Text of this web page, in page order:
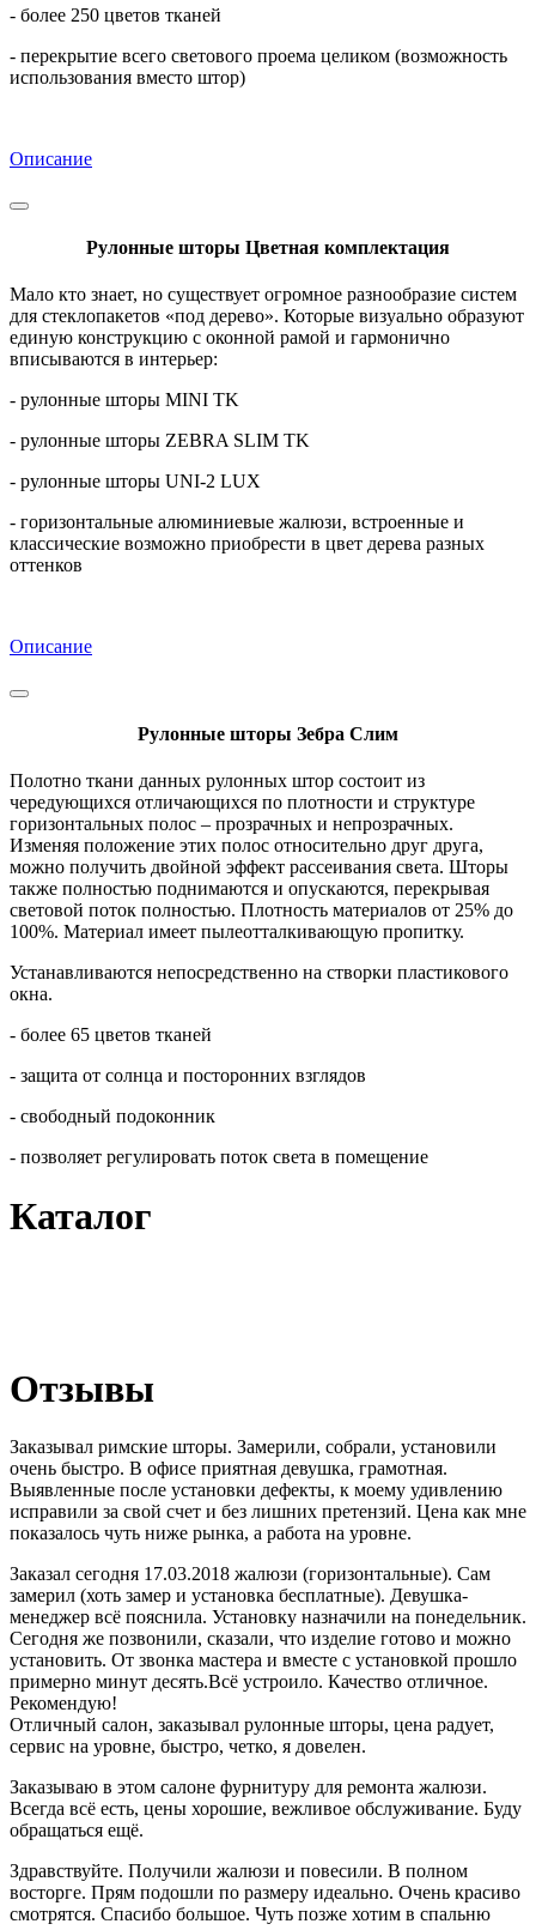
- более 250 цветов тканей
- перекрытие всего светового проема целиком (возможность
использования вместо штор)
Описание
Рулонные шторы Цветная комплектация
Мало кто знает, но существует огромное разнообразие систем
для стеклопакетов «под дерево». Которые визуально образуют
единую конструкцию с оконной рамой и гармонично
вписываются в интерьер:
- рулонные шторы MINI TK
- рулонные шторы ZEBRA SLIM TK
- рулонные шторы UNI-2 LUX
- горизонтальные алюминиевые жалюзи, встроенные и
классические возможно приобрести в цвет дерева разных
оттенков
Описание
Рулонные шторы Зебра Слим
Полотно ткани данных рулонных штор состоит из
чередующихся отличающихся по плотности и структуре
горизонтальных полос – прозрачных и непрозрачных.
Изменяя положение этих полос относительно друг друга,
можно получить двойной эффект рассеивания света. Шторы
также полностью поднимаются и опускаются, перекрывая
световой поток полностью. Плотность материалов от 25% до
100%. Материал имеет пылеотталкивающую пропитку.
Устанавливаются непосредственно на створки пластикового
окна.
- более 65 цветов тканей
- защита от солнца и посторонних взглядов
- свободный подоконник
- позволяет регулировать поток света в помещение
Каталог
Отзывы
Заказывал римские шторы. Замерили, собрали, установили
очень быстро. В офисе приятная девушка, грамотная.
Выявленные после установки дефекты, к моему удивлению
исправили за свой счет и без лишних претензий. Цена как мне
показалось чуть ниже рынка, а работа на уровне.
Заказал сегодня 17.03.2018 жалюзи (горизонтальные). Сам
замерил (хоть замер и установка бесплатные). Девушка-
менеджер всё пояснила. Установку назначили на понедельник.
Сегодня же позвонили, сказали, что изделие готово и можно
установить. От звонка мастера и вместе с установкой прошло
примерно минут десять.Всё устроило. Качество отличное.
Рекомендую!
Отличный салон, заказывал рулонные шторы, цена радует,
сервис на уровне, быстро, четко, я довелен.
Заказываю в этом салоне фурнитуру для ремонта жалюзи.
Всегда всё есть, цены хорошие, вежливое обслуживание. Буду
обращаться ещё.
Здравствуйте. Получили жалюзи и повесили. В полном
восторге. Прям подошли по размеру идеально. Очень красиво
смотрятся. Спасибо большое. Чуть позже хотим в спальню